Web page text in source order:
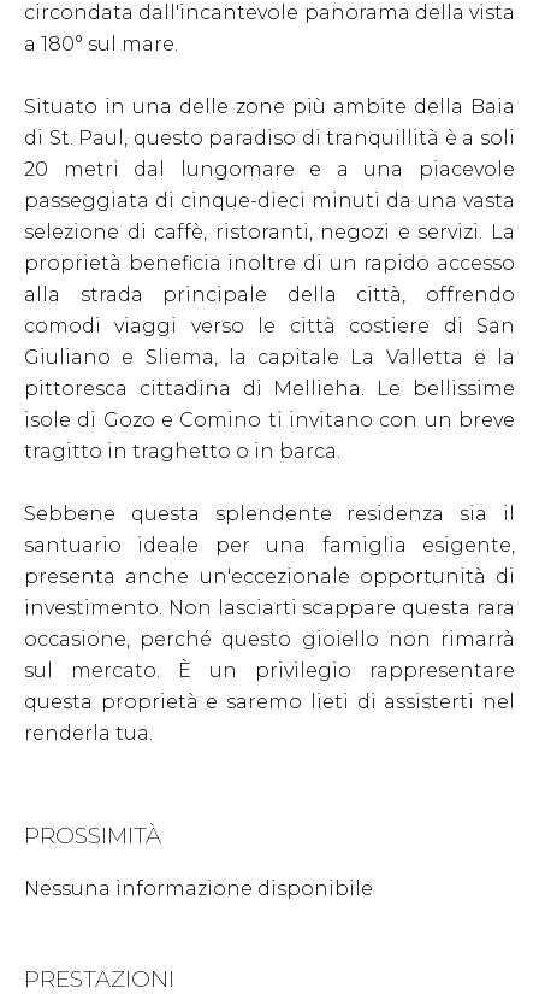
circondata dall'incantevole panorama della vista
a 180° sul mare.
Situato in una delle zone più ambite della Baia
di St. Paul, questo paradiso di tranquillità è a soli
20 metri dal lungomare e a una piacevole
passeggiata di cinque-dieci minuti da una vasta
selezione di caffè, ristoranti, negozi e servizi. La
proprietà beneficia inoltre di un rapido accesso
alla strada principale della città, offrendo
comodi viaggi verso le città costiere di San
Giuliano e Sliema, la capitale La Valletta e la
pittoresca cittadina di Mellieha. Le bellissime
isole di Gozo e Comino ti invitano con un breve
tragitto in traghetto o in barca.
Sebbene questa splendente residenza sia il
santuario ideale per una famiglia esigente,
presenta anche un'eccezionale opportunità di
investimento. Non lasciarti scappare questa rara
occasione, perché questo gioiello non rimarrà
sul mercato. È un privilegio rappresentare
questa proprietà e saremo lieti di assisterti nel
renderla tua.
PROSSIMITÀ
Nessuna informazione disponibile
PRESTAZIONI